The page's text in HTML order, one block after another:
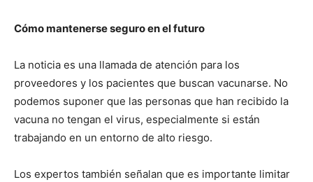
Cómo mantenerse seguro en el futuro
La noticia es una llamada de atención para los
proveedores y los pacientes que buscan vacunarse. No
podemos suponer que las personas que han recibido la
vacuna no tengan el virus, especialmente si están
trabajando en un entorno de alto riesgo.
Los expertos también señalan que es importante limitar